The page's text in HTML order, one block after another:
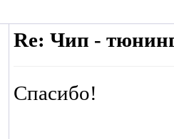
Re: Чип -
Спасибо!